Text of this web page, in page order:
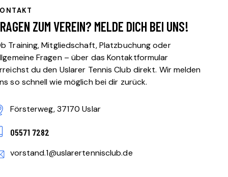
ZUM VEREIN? MELDE DICH BEI UNS!
Training, Mitgliedschaft, Platzbuchung oder
Fragen – über das Kontaktformular
du den Uslarer Tennis Club direkt. Wir melden
so schnell wie möglich bei dir zurück.
Försterweg, 37170 Uslar
05571 7282
vorstand.1@uslarertennisclub.de